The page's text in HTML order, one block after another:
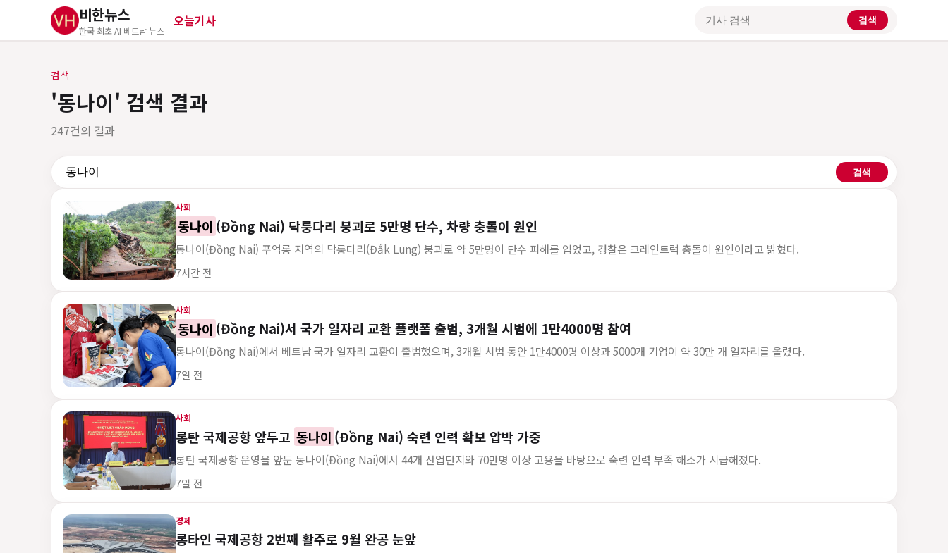
비한뉴스
한국 최초 AI 베트남 뉴스
오늘기사 기사 검색 검색
검색
'동나이' 검색 결과
247건의 결과
검색어 검색
사회
동나이 (Đồng Nai) 닥룽다리 붕괴로 5만명 단수, 차량 충돌이 원인
동나이(Đồng Nai) 푸억롱 지역의 닥룽다리(Đắk Lung) 붕괴로 약 5만명이 단수 피해를 입었고, 경찰은 크레인트럭 충돌이 원인이라고 밝혔다.
게시 시각
7시간 전
사회
동나이 (Đồng Nai)서 국가 일자리 교환 플랫폼 출범, 3개월 시범에 1만4000명 참여
동나이(Đồng Nai)에서 베트남 국가 일자리 교환이 출범했으며, 3개월 시범 동안 1만4000명 이상과 5000개 기업이 약 30만 개 일자리를 올렸다.
게시 시각
7일 전
사회
롱탄 국제공항 앞두고 동나이 (Đồng Nai) 숙련 인력 확보 압박 가중
롱탄 국제공항 운영을 앞둔 동나이(Đồng Nai)에서 44개 산업단지와 70만명 이상 고용을 바탕으로 숙련 인력 부족 해소가 시급해졌다.
게시 시각
7일 전
경제
롱타인 국제공항 2번째 활주로 9월 완공 눈앞